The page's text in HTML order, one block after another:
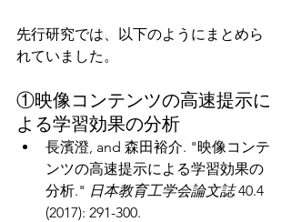
先行研究では、以下のようにまとめら
れていました。
①映像コンテンツの高速提示に
よる学習効果の分析​
長濱澄, and 森田裕介. "映像コンテ
ンツの高速提示による学習効果の
分析." 日本教育工学会論文誌 40.4
(2017): 291-300.​